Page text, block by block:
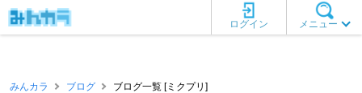
メニュー
ログイン
みんカラ ブログ ブログ一覧 [ミクプリ]